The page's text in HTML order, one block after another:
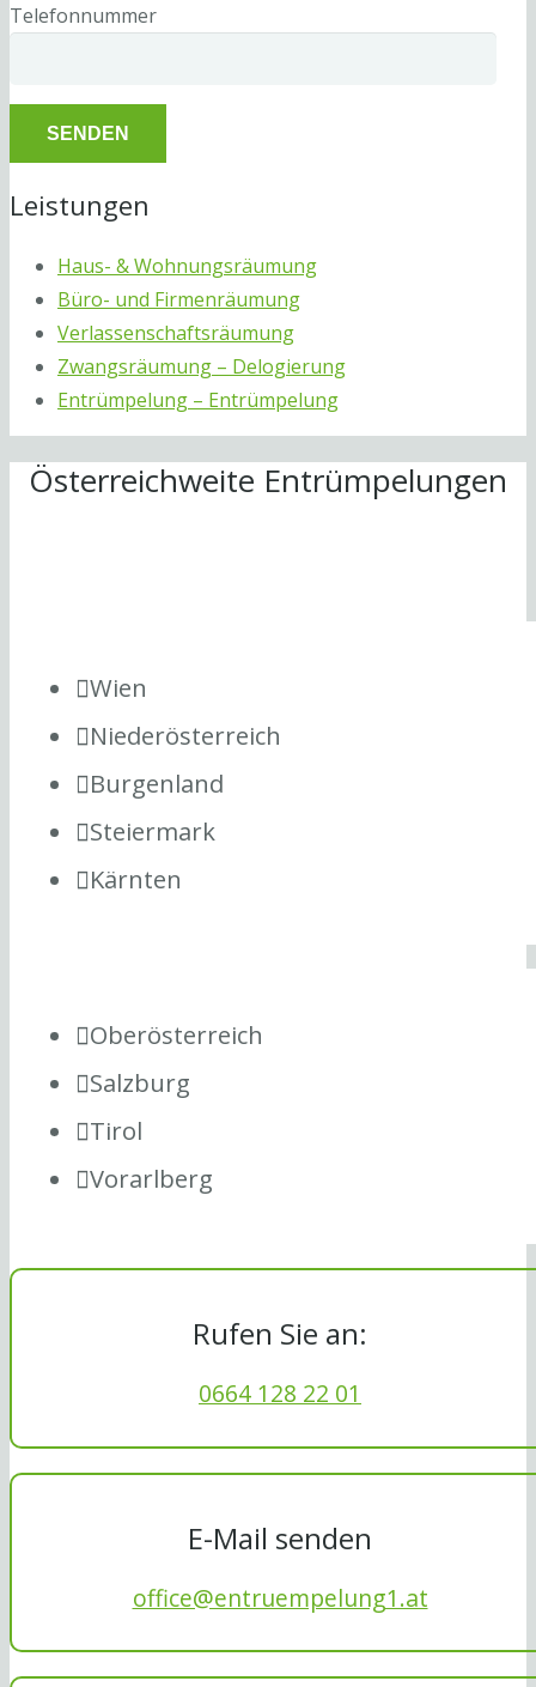
Telefonnummer
Leistungen
Haus- & Wohnungsräumung
Büro- und Firmenräumung
Verlassenschaftsräumung
Zwangsräumung – Delogierung
Entrümpelung – Entrümpelung
Österreichweite Entrümpelungen
Wien
Niederösterreich
Burgenland
Steiermark
Kärnten
Oberösterreich
Salzburg
Tirol
Vorarlberg
Rufen Sie an:
0664 128 22 01
E-Mail senden
office@entruempelung1.at